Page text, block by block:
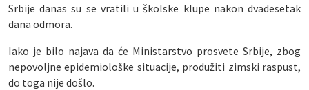
Srbije danas su se vratili u školske klupe nakon dvadesetak
dana odmora.
Iako je bilo najava da će Ministarstvo prosvete Srbije, zbog
nepovoljne epidemiološke situacije, produžiti zimski raspust,
do toga nije došlo.